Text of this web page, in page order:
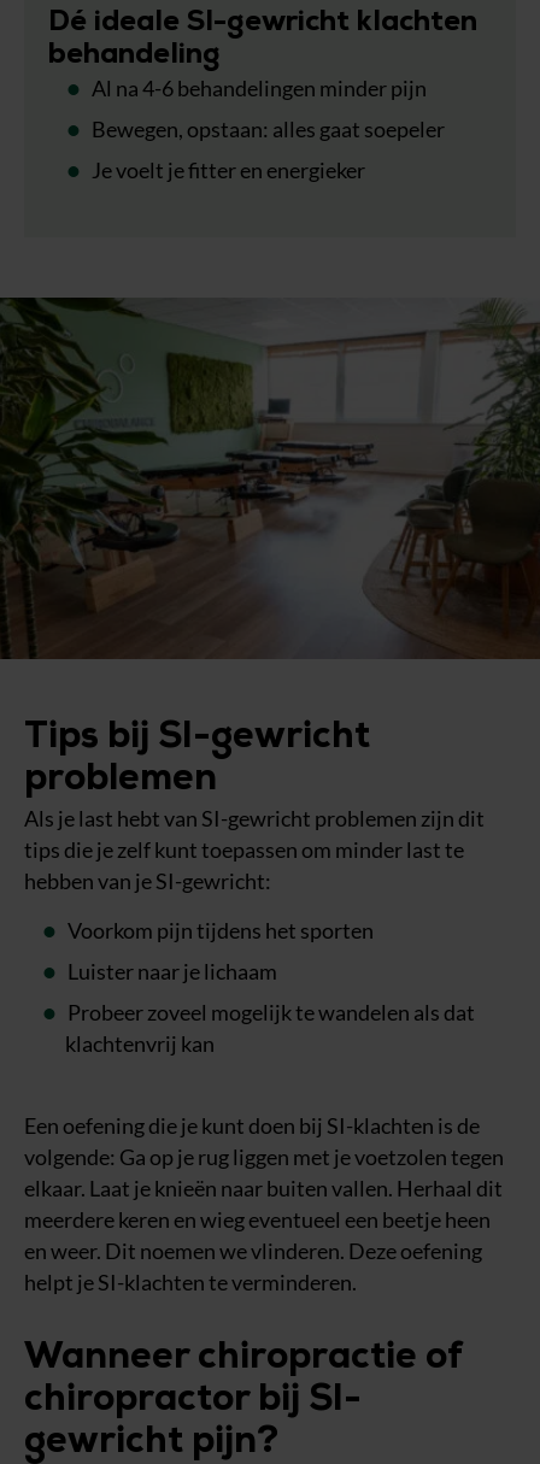
Dé ideale SI-gewricht klachten
behandeling
Al na 4-6 behandelingen minder pijn
Bewegen, opstaan: alles gaat soepeler
Je voelt je fitter en energieker
Tips bij SI-gewricht
problemen
Als je last hebt van SI-gewricht problemen zijn dit
tips die je zelf kunt toepassen om minder last te
hebben van je SI-gewricht:
Voorkom pijn tijdens het sporten
Luister naar je lichaam
Probeer zoveel mogelijk te wandelen als dat
klachtenvrij kan
Een oefening die je kunt doen bij SI-klachten is de
volgende: Ga op je rug liggen met je voetzolen tegen
elkaar. Laat je knieën naar buiten vallen. Herhaal dit
meerdere keren en wieg eventueel een beetje heen
en weer. Dit noemen we vlinderen. Deze oefening
helpt je SI-klachten te verminderen.
Wanneer chiropractie of
chiropractor bij SI-
gewricht pijn?